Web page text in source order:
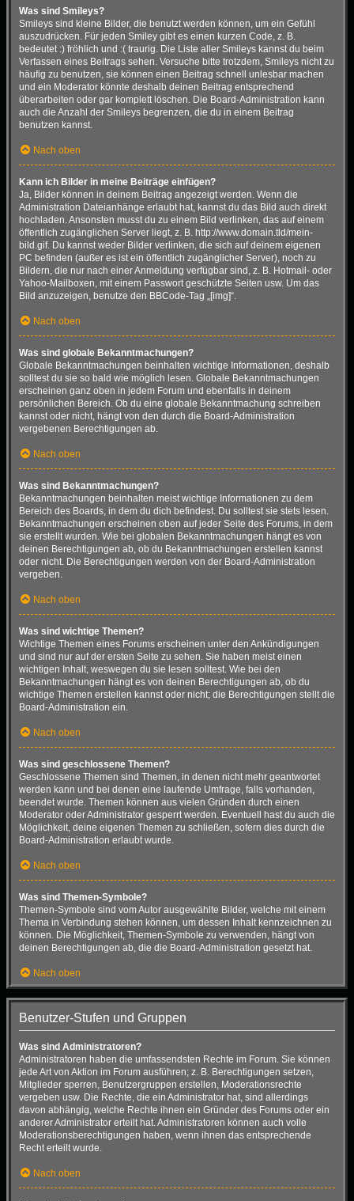
Was sind Smileys?
Smileys sind kleine Bilder, die benutzt werden können, um ein Gefühl
auszudrücken. Für jeden Smiley gibt es einen kurzen Code, z. B.
bedeutet :) fröhlich und :( traurig. Die Liste aller Smileys kannst du beim
Verfassen eines Beitrags sehen. Versuche bitte trotzdem, Smileys nicht zu
häufig zu benutzen, sie können einen Beitrag schnell unlesbar machen
und ein Moderator könnte deshalb deinen Beitrag entsprechend
überarbeiten oder gar komplett löschen. Die Board-Administration kann
auch die Anzahl der Smileys begrenzen, die du in einem Beitrag
benutzen kannst.
Nach oben
Kann ich Bilder in meine Beiträge einfügen?
Ja, Bilder können in deinem Beitrag angezeigt werden. Wenn die
Administration Dateianhänge erlaubt hat, kannst du das Bild auch direkt
hochladen. Ansonsten musst du zu einem Bild verlinken, das auf einem
öffentlich zugänglichen Server liegt, z. B. http://www.domain.tld/mein-
bild.gif. Du kannst weder Bilder verlinken, die sich auf deinem eigenen
PC befinden (außer es ist ein öffentlich zugänglicher Server), noch zu
Bildern, die nur nach einer Anmeldung verfügbar sind, z. B. Hotmail- oder
Yahoo-Mailboxen, mit einem Passwort geschützte Seiten usw. Um das
Bild anzuzeigen, benutze den BBCode-Tag „[img]“.
Nach oben
Was sind globale Bekanntmachungen?
Globale Bekanntmachungen beinhalten wichtige Informationen, deshalb
solltest du sie so bald wie möglich lesen. Globale Bekanntmachungen
erscheinen ganz oben in jedem Forum und ebenfalls in deinem
persönlichen Bereich. Ob du eine globale Bekanntmachung schreiben
kannst oder nicht, hängt von den durch die Board-Administration
vergebenen Berechtigungen ab.
Nach oben
Was sind Bekanntmachungen?
Bekanntmachungen beinhalten meist wichtige Informationen zu dem
Bereich des Boards, in dem du dich befindest. Du solltest sie stets lesen.
Bekanntmachungen erscheinen oben auf jeder Seite des Forums, in dem
sie erstellt wurden. Wie bei globalen Bekanntmachungen hängt es von
deinen Berechtigungen ab, ob du Bekanntmachungen erstellen kannst
oder nicht. Die Berechtigungen werden von der Board-Administration
vergeben.
Nach oben
Was sind wichtige Themen?
Wichtige Themen eines Forums erscheinen unter den Ankündigungen
und sind nur auf der ersten Seite zu sehen. Sie haben meist einen
wichtigen Inhalt, weswegen du sie lesen solltest. Wie bei den
Bekanntmachungen hängt es von deinen Berechtigungen ab, ob du
wichtige Themen erstellen kannst oder nicht; die Berechtigungen stellt die
Board-Administration ein.
Nach oben
Was sind geschlossene Themen?
Geschlossene Themen sind Themen, in denen nicht mehr geantwortet
werden kann und bei denen eine laufende Umfrage, falls vorhanden,
beendet wurde. Themen können aus vielen Gründen durch einen
Moderator oder Administrator gesperrt werden. Eventuell hast du auch die
Möglichkeit, deine eigenen Themen zu schließen, sofern dies durch die
Board-Administration erlaubt wurde.
Nach oben
Was sind Themen-Symbole?
Themen-Symbole sind vom Autor ausgewählte Bilder, welche mit einem
Thema in Verbindung stehen können, um dessen Inhalt kennzeichnen zu
können. Die Möglichkeit, Themen-Symbole zu verwenden, hängt von
deinen Berechtigungen ab, die die Board-Administration gesetzt hat.
Nach oben
Benutzer-Stufen und Gruppen
Was sind Administratoren?
Administratoren haben die umfassendsten Rechte im Forum. Sie können
jede Art von Aktion im Forum ausführen; z. B. Berechtigungen setzen,
Mitglieder sperren, Benutzergruppen erstellen, Moderationsrechte
vergeben usw. Die Rechte, die ein Administrator hat, sind allerdings
davon abhängig, welche Rechte ihnen ein Gründer des Forums oder ein
anderer Administrator erteilt hat. Administratoren können auch volle
Moderationsberechtigungen haben, wenn ihnen das entsprechende
Recht erteilt wurde.
Nach oben